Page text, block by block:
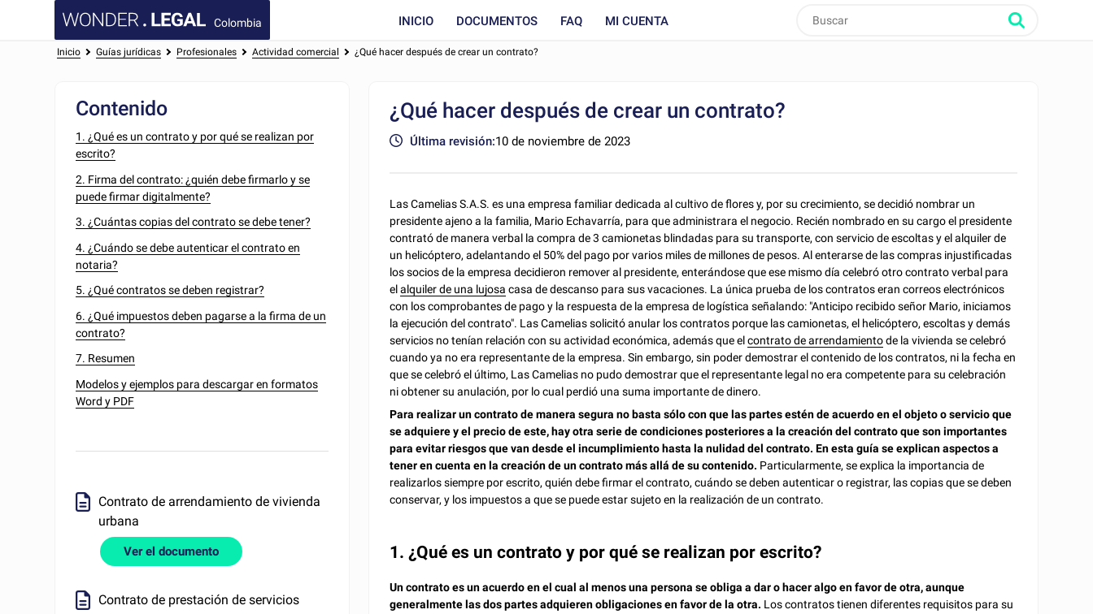
Colombia INICIO DOCUMENTOS FAQ MI CUENTA
Inicio Guías jurídicas Profesionales Actividad comercial ¿Qué hacer después de crear un contrato?
Contenido
1. ¿Qué es un contrato y por qué se realizan por
escrito?
2. Firma del contrato: ¿quién debe firmarlo y se
puede firmar digitalmente?
3. ¿Cuántas copias del contrato se debe tener?
4. ¿Cuándo se debe autenticar el contrato en
notaria?
5. ¿Qué contratos se deben registrar?
6. ¿Qué impuestos deben pagarse a la firma de un
contrato?
7. Resumen
Modelos y ejemplos para descargar en formatos
Word y PDF
Contrato de arrendamiento de vivienda
urbana
Ver el documento
Contrato de prestación de servicios
¿Qué hacer después de crear un contrato?
Última revisión:10 de noviembre de 2023
Las Camelias S.A.S. es una empresa familiar dedicada al cultivo de flores y, por su crecimiento, se decidió nombrar un
presidente ajeno a la familia, Mario Echavarría, para que administrara el negocio. Recién nombrado en su cargo el presidente
contrató de manera verbal la compra de 3 camionetas blindadas para su transporte, con servicio de escoltas y el alquiler de
un helicóptero, adelantando el 50% del pago por varios miles de millones de pesos. Al enterarse de las compras injustificadas
los socios de la empresa decidieron remover al presidente, enterándose que ese mismo día celebró otro contrato verbal para
elalquiler de una lujosa casa de descanso para sus vacaciones. La única prueba de los contratos eran correos electrónicos
con los comprobantes de pago y la respuesta de la empresa de logística señalando: "Anticipo recibido señor Mario, iniciamos
la ejecución del contrato". Las Camelias solicitó anular los contratos porque las camionetas, el helicóptero, escoltas y demás
servicios no tenían relación con su actividad económica, además que elcontrato de arrendamientode la vivienda se celebró
cuando ya no era representante de la empresa. Sin embargo, sin poder demostrar el contenido de los contratos, ni la fecha en
que se celebró el último, Las Camelias no pudo demostrar que el representante legal no era competente para su celebración
ni obtener su anulación, por lo cual perdió una suma importante de dinero.
Para realizar un contrato de manera segura no basta sólo con que las partes estén de acuerdo en el objeto o servicio que
se adquiere y el precio de este, hay otra serie de condiciones posteriores a la creación del contrato que son importantes
para evitar riesgos que van desde el incumplimiento hasta la nulidad del contrato. En esta guía se explican aspectos a
tener en cuenta en la creación de un contrato más allá de su contenido. Particularmente, se explica la importancia de
realizarlos siempre por escrito, quién debe firmar el contrato, cuándo se deben autenticar o registrar, las copias que se deben
conservar, y los impuestos a que se puede estar sujeto en la realización de un contrato.
1. ¿Qué es un contrato y por qué se realizan por escrito?
Un contrato es un acuerdo en el cual al menos una persona se obliga a dar o hacer algo en favor de otra, aunque
generalmente las dos partes adquieren obligaciones en favor de la otra. Los contratos tienen diferentes requisitos para su